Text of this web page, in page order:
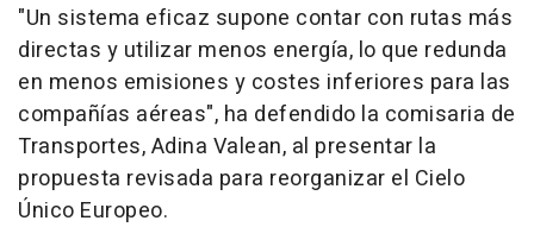
"Un sistema eficaz supone contar con rutas más
directas y utilizar menos energía, lo que redunda
en menos emisiones y costes inferiores para las
compañías aéreas", ha defendido la comisaria de
Transportes, Adina Valean, al presentar la
propuesta revisada para reorganizar el Cielo
Único Europeo.